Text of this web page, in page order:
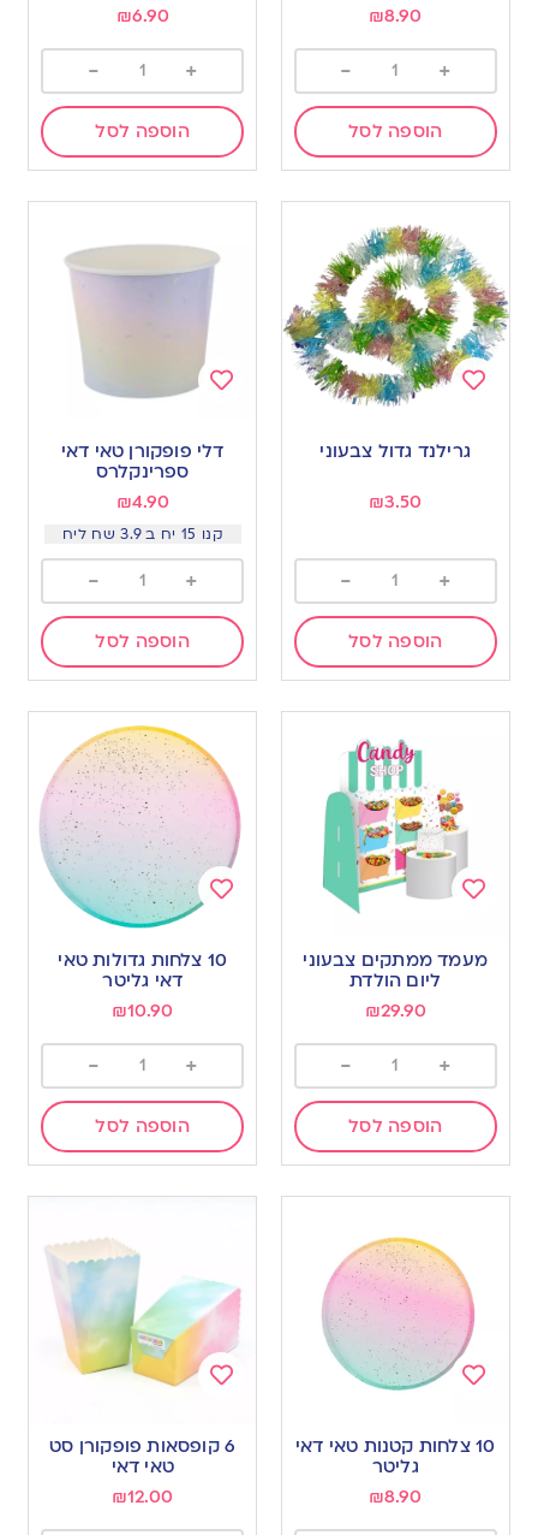
₪8.90
+
-
הוספה לסל
₪6.90
+
-
הוספה לסל
גרילנד גדול צבעוני
₪3.50
+
-
הוספה לסל
wishlist
דלי פופקורן טאי דאי
ספרינקלרס
₪4.90
קנו 15 יח ב 3.9 שח ליח
+
-
הוספה לסל
to
wishlist
מעמד ממתקים צבעוני
ליום הולדת
₪29.90
+
-
הוספה לסל
wishlist
10 צלחות גדולות טאי
דאי גליטר
₪10.90
+
-
הוספה לסל
to10 צלחות קטנות טאי דאי
גליטר
₪8.90
to
wishlist
6 קופסאות פופקורן סט
טאי דאי
₪12.00